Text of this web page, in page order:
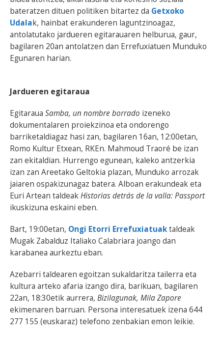
bateratzen dituen politiken bitartez da Getxoko
Udalak, hainbat erakunderen laguntzinoagaz,
antolatutako jardueren egitarauaren helburua, gaur,
bagilaren 20an antolatzen dan Errefuxiatuen Munduko
Egunaren harian.
Jardueren egitaraua
Egitaraua Samba, un nombre borrado izeneko
dokumentalaren proiekzinoa eta ondorengo
barriketaldiagaz hasi zan, bagilaren 16an, 12:00etan,
Romo Kultur Etxean, RKEn. Mahmoud Traoré be izan
zan ekitaldian. Hurrengo egunean, kaleko antzerkia
izan zan Areetako Geltokia plazan, Munduko arrozak
jaiaren ospakizunagaz batera. Alboan erakundeak eta
Euri Artean taldeakHistorias detrás de la valla: Passport
ikuskizuna eskaini eben.
Bart, 19:00etan, Ongi Etorri Errefuxiatuaktaldeak
Mugak Zabalduz Italiako Calabriara joango dan
karabanea aurkeztu eban.
Azebarri taldearen egoitzan sukaldaritza tailerra eta
kultura arteko afaria izango dira, barikuan, bagilaren
22an, 18:30etik aurrera, Bizilagunak, Mila Zapore
ekimenaren barruan. Persona interesatuek izena 644
277 155 (euskaraz) telefono zenbakian emon leikie.